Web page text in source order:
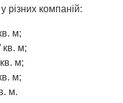
різних компаній:
м;
кв. м;
м;
м;
м.